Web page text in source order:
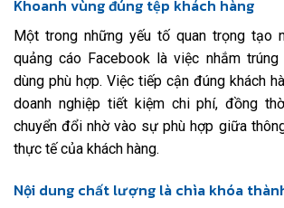
Khoanh vùng đúng tệp khách hàng
Một trong những yếu tố quan trọng tạo
quảng cáo Facebook là việc nhắm
dùng phù hợp. Việc tiếp cận đúng khách
doanh nghiệp tiết kiệm chi phí, đồng
chuyển đổi nhờ vào sự phù hợp giữa
thực tế của khách hàng.
Nội dung chất lượng là chìa khóa